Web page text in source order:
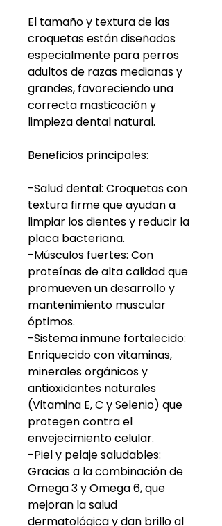
El tamaño y textura de las
croquetas están diseñados
especialmente para perros
adultos de razas medianas y
grandes, favoreciendo una
correcta masticación y
limpieza dental natural.
Beneficios principales:
-Salud dental: Croquetas con
textura firme que ayudan a
limpiar los dientes y reducir la
placa bacteriana.
-Músculos fuertes: Con
proteínas de alta calidad que
promueven un desarrollo y
mantenimiento muscular
óptimos.
-Sistema inmune fortalecido:
Enriquecido con vitaminas,
minerales orgánicos y
antioxidantes naturales
(Vitamina E, C y Selenio) que
protegen contra el
envejecimiento celular.
-Piel y pelaje saludables:
Gracias a la combinación de
Omega 3 y Omega 6, que
mejoran la salud
dermatológica y dan brillo al